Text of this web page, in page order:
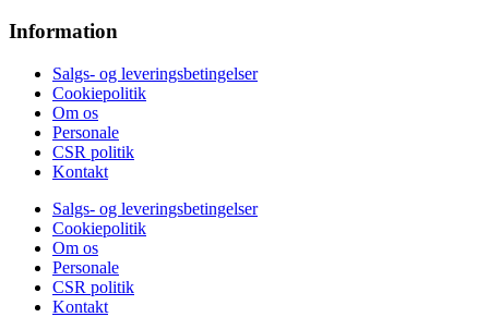
Information
Salgs- og leveringsbetingelser
Cookiepolitik
Om os
Personale
CSR politik
Kontakt
Salgs- og leveringsbetingelser
Cookiepolitik
Om os
Personale
CSR politik
Kontakt